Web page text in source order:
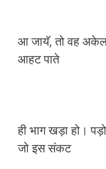
आ जायॅ, तो वह
आहट पाते
ही भाग खड़ा हो।
जो इस संकट